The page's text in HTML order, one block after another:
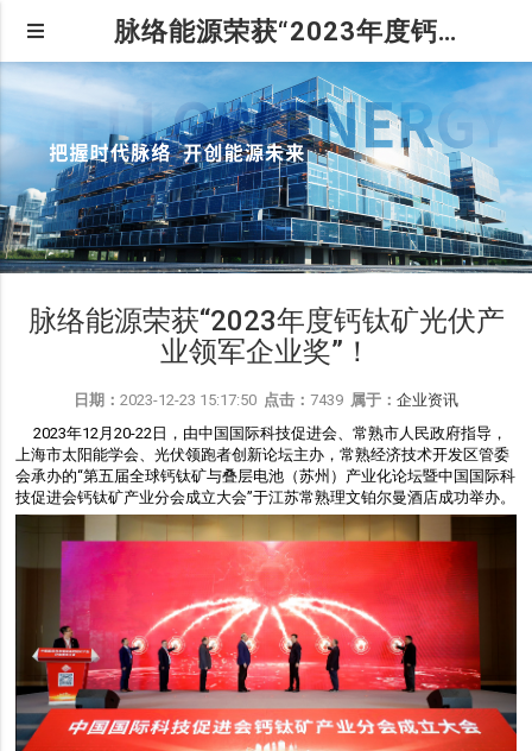
脉络能源荣获“2023年度钙钛矿光伏产业领军企业奖”！
脉络能源荣获“2023年度钙钛矿光伏产
业领军企业奖”！
日期： 2023-12-23 15:17:50 点击： 7439 属于： 企业资讯
2023年12月20-22日，由中国国际科技促进会、常熟市人民政府指导，
上海市太阳能学会、光伏领跑者创新论坛主办，常熟经济技术开发区管委
会承办的“第五届全球钙钛矿与叠层电池（苏州）产业化论坛暨中国国际科
技促进会钙钛矿产业分会成立大会”于江苏常熟理文铂尔曼酒店成功举办。